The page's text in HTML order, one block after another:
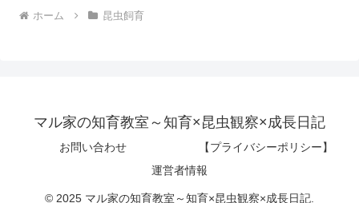
ホーム 昆虫飼育
マル家の知育教室～知育×昆虫観察×成長日記
お問い合わせ
【プライバシーポリシー】
運営者情報
© 2025 マル家の知育教室～知育×昆虫観察×成長日記.